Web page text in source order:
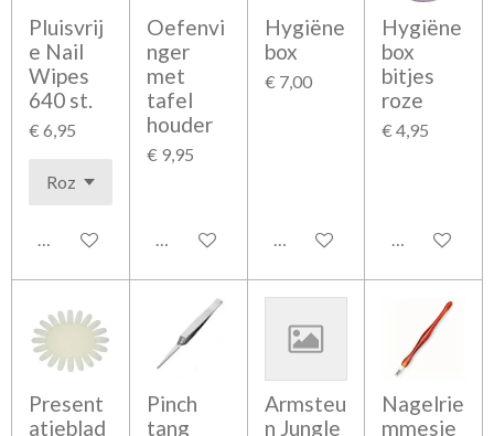
Pluisvrij
e Nail
Wipes
640 st.
€ 6,95
In winkelwagen
Oefenvi
nger
met
tafel
houder
€ 9,95
In winkelwagen
Hygiëne
box
€ 7,00
In winkelwagen
Hygiëne
box
bitjes
roze
€ 4,95
In
Present
atieblad
Pinch
tang
Armsteu
n Jungle
Nagelrie
mmesje